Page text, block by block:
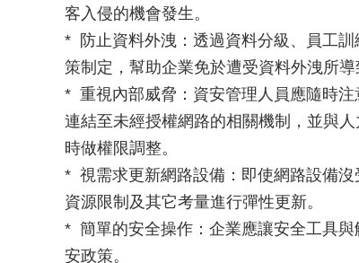
客入侵的機會發生。
* 防止資料外洩：透過資料分級、員工
策制定，幫助企業免於遭受資料外洩所導
* 重視內部威脅：資安管理人員應隨時
連結至未經授權網路的相關機制，並與
時做權限調整。
* 視需求更新網路設備：即使網路設備沒
資源限制及其它考量進行彈性更新。
* 簡單的安全操作：企業應讓安全工具
安政策。